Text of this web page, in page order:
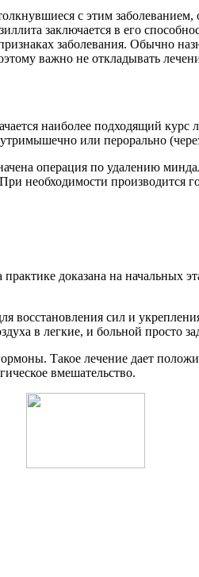
с этим
заключается в его
заболевания. Обычно
важно не откладывать
наиболее подходящий курс
или перорально
операция по удалению
необходимости производится
доказана на начальных
восстановления сил и
в легкие, и больной просто
Такое лечение дает
вмешательство.